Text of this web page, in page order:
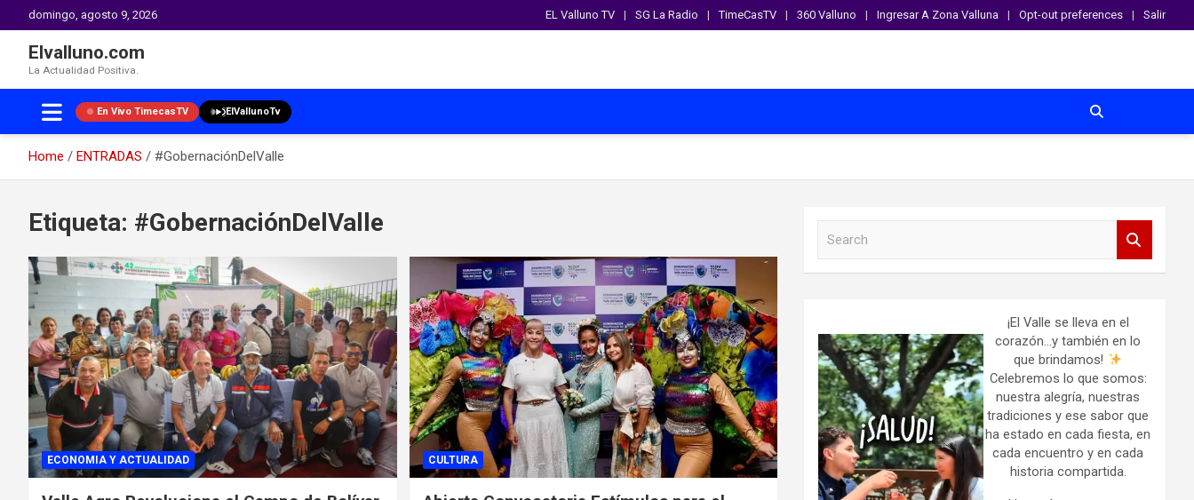
domingo, agosto 9, 2026 EL Valluno TV SG La Radio TimeCasTV 360 Valluno Ingresar A Zona Valluna Opt-out preferences Salir
Elvalluno.com
La Actualidad Positiva.
En Vivo TimecasTV ElVallunoTv
Home ENTRADAS
#GobernaciónDelValle
contentEtiqueta: #GobernaciónDelValle
ECONOMIA Y ACTUALIDAD CULTURA
¡El Valle se lleva en el
corazón…y también en lo
que brindamos!
Celebremos lo que somos:
nuestra alegría, nuestras
tradiciones y ese sabor que
ha estado en cada fiesta, en
cada encuentro y en cada
historia compartida.